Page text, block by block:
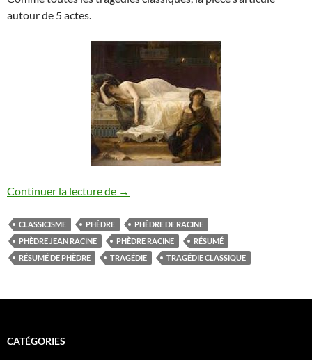
autour de 5 actes.
Continuer la lecture de Phèdre résumé
→
CLASSICISME PHÈDRE
PHÈDRE DE RACINE
PHÈDRE JEAN RACINE
PHÈDRE RACINE
RÉSUMÉ
RÉSUMÉ DE PHÈDRE
TRAGÉDIE TRAGÉDIE CLASSIQUE
CATÉGORIES